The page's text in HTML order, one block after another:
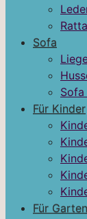
Sofa
Für Kinder
Für Garten